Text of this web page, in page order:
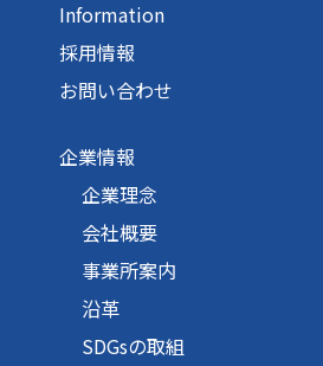
Information
採用情報
お問い合わせ
企業情報
企業理念
会社概要
事業所案内
沿革
SDGsの取組